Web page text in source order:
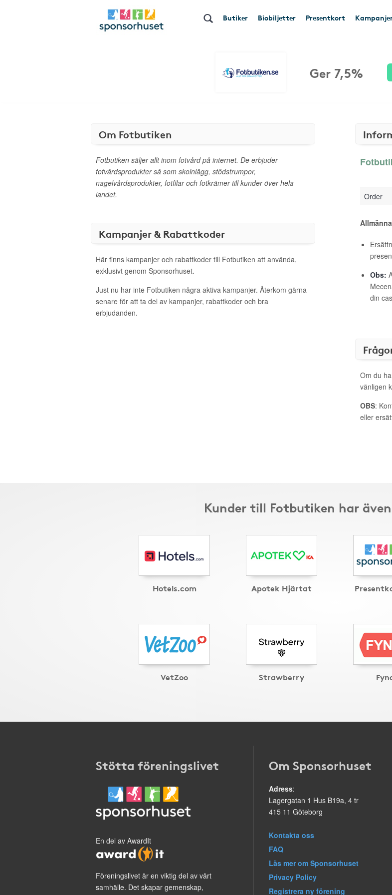
Butiker Biobiljetter Presentkort
Ger 7,5%
Om Fotbutiken
Fotbutiken säljer allt inom fotvård på internet. De erbjuder
fotvårdsprodukter så som skoinlägg, stödstrumpor,
nagelvårdsprodukter, fotfilar och fotkrämer till kunder över hela
landet.
Kampanjer & Rabattkoder
Här finns kampanjer och rabattkoder till Fotbutiken att använda,
exklusivt genom Sponsorhuset.
Just nu har inte Fotbutiken några aktiva kampanjer. Återkom gärna
senare för att ta del av kampanjer, rabattkoder och bra
erbjudanden.
Order
Obs:
din
Om du
vänligen
OBS:
eller
Kunder till Fotbutiken har
Hotels.com Apotek Hjärtat
VetZoo Strawberry
Stötta föreningslivet
En del av AwardIt
Föreningslivet är en viktig del av vårt
samhälle. Det skapar gemenskap,
Om Sponsorhuset
Adress:
Lagergatan 1 Hus B19a, 4 tr
415 11 Göteborg
Kontakta oss
FAQ
Läs mer om Sponsorhuset
Privacy Policy
Registrera ny förening